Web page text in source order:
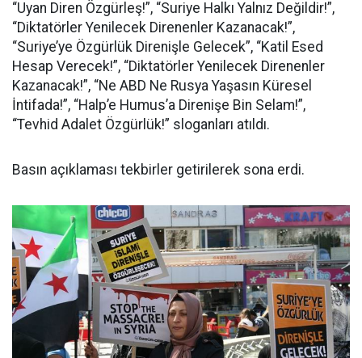
“Uyan Diren Özgürleş!”, “Suriye Halkı Yalnız Değildir!”,
“Diktatörler Yenilecek Direnenler Kazanacak!”,
“Suriye’ye Özgürlük Direnişle Gelecek”, “Katil Esed
Hesap Verecek!”, “Diktatörler Yenilecek Direnenler
Kazanacak!”, “Ne ABD Ne Rusya Yaşasın Küresel
İntifada!”, “Halp’e Humus’a Direnişe Bin Selam!”,
“Tevhid Adalet Özgürlük!” sloganları atıldı.
Basın açıklaması tekbirler getirilerek sona erdi.